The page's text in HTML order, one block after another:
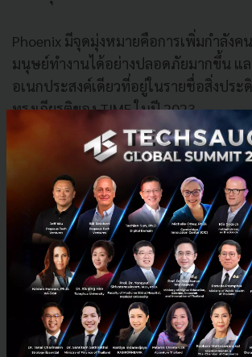
Phoenix มีจุดมุ่งหมายคือการเพิ่มกำลังค
มนุษย์ทำงานได้อย่างปลอดภัยมากขึ้น แ
อเนกประสงค์เดียวที่อยู่ในรายชื่อสิ่งปร
ทรงเกียรติของ TIME ในปี 2023
Pepper ได้รับการพัฒนาขึ้นโดย
ปฏิสัมพันธ์กับมนุษย์และเป็น Humanoid
สามารถจดจำใบหน้าและอารมณ์พื้นฐา
พร้อมโต้ตออบกับมนุษย์ด้วยการรองรับถึ
ออกแบบโค้งมนช่วยให้มั่นใจในการใช้ง
ตอบโจทย์ทั้งเด็กและผู้ใหญ่ มีจุดมุ่งหมา
ยนต์ที่คอยอยู่เคียงข้างมนุษย์และคอยให้